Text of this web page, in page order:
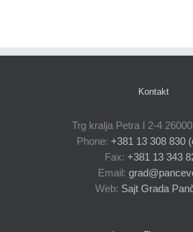
Kontakt
Trg kralja Petra I 2-4
Phone: +381 13 308 830
Fax: +381 13 343
Email:
Web: Sajt Grada